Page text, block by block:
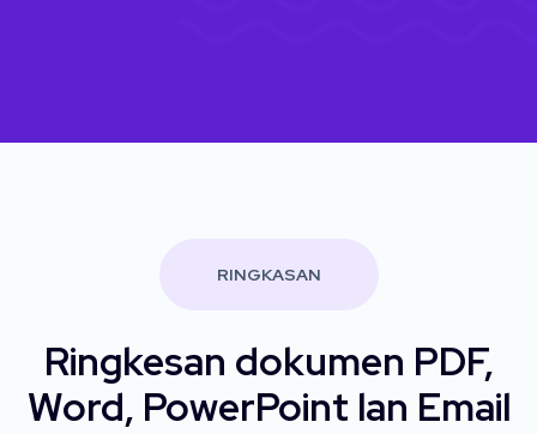
RINGKASAN
Ringkesan dokumen PDF,
Word, PowerPoint lan Email